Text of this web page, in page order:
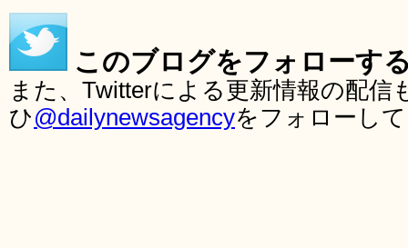
このブログをフォローす
また、Twitterによる更新情報の配
ひ@dailynewsagencyをフォローし